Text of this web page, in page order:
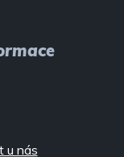
u nás